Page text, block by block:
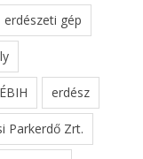
erdészeti gép
erdész
Parkerdő Zrt.